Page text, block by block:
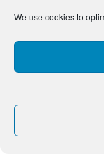
We use cookies to